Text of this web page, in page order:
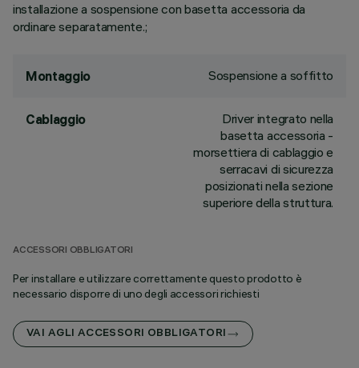
installazione a sospensione con basetta accessoria da
ordinare separatamente.;
Montaggio Sospensione a soffitto
Cablaggio
Driver integrato nella
basetta accessoria -
morsettiera di cablaggio e
serracavi di sicurezza
posizionati nella sezione
superiore della struttura.
ACCESSORI OBBLIGATORI
Per installare e utilizzare correttamente questo prodotto è
necessario disporre di uno degli accessori richiesti
VAI AGLI ACCESSORI OBBLIGATORI